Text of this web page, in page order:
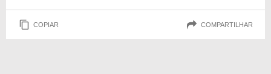
COPIAR COMPARTILHAR